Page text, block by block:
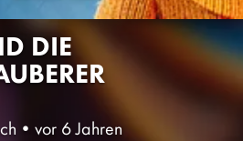
DIE
• vor 6 Jahren